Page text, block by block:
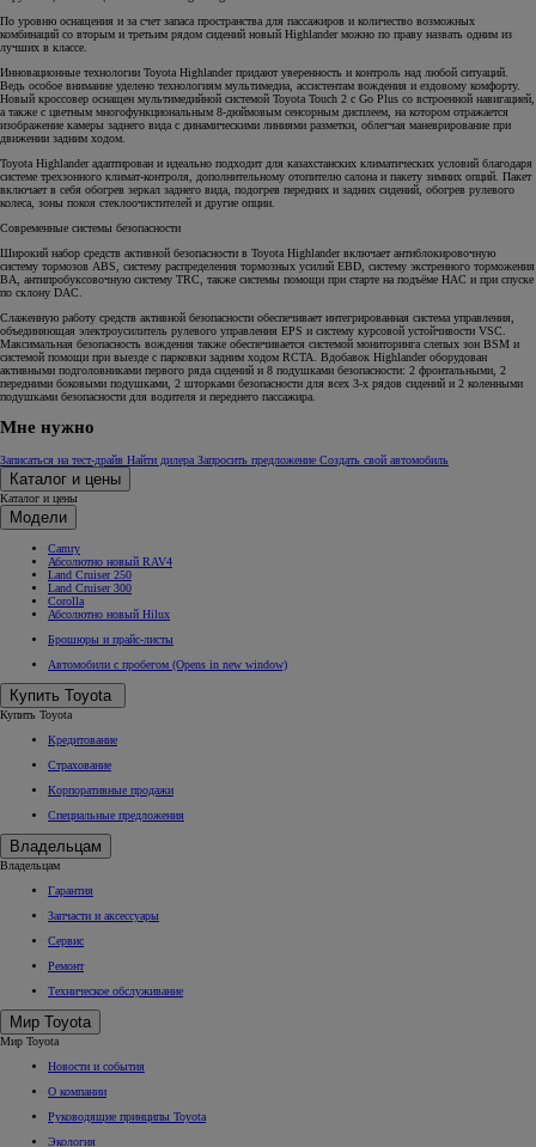
По уровню оснащения и за счет запаса пространства для пассажиров и количество возможных
комбинаций со вторым и третьим рядом сидений новый Highlander можно по праву назвать одним из
лучших в классе.
Инновационные технологии Toyota Highlander придают уверенность и контроль над любой ситуаций.
Ведь особое внимание уделено технологиям мультимедиа, ассистентам вождения и ездовому комфорту.
Новый кроссовер оснащен мультимедийной системой Toyota Touch 2 с Go Plus со встроенной навигацией,
а также с цветным многофункциональным 8-дюймовым сенсорным дисплеем, на котором отражается
изображение камеры заднего вида с динамическими линиями разметки, облегчая маневрирование при
движении задним ходом.
Toyota Highlander адаптирован и идеально подходит для казахстанских климатических условий благодаря
системе трехзонного климат-контроля, дополнительному отопителю салона и пакету зимних опций. Пакет
включает в себя обогрев зеркал заднего вида, подогрев передних и задних сидений, обогрев рулевого
колеса, зоны покоя стеклоочистителей и другие опции.
Современные системы безопасности
Широкий набор средств активной безопасности в Toyota Highlander включает антиблокировочную
систему тормозов ABS, систему распределения тормозных усилий EBD, систему экстренного торможения
BA, антипробуксовочную систему TRC, также системы помощи при старте на подъёме HAC и при спуске
по склону DAC.
Слаженную работу средств активной безопасности обеспечивает интегрированная система управления,
объединяющая электроусилитель рулевого управления EPS и систему курсовой устойчивости VSC.
Максимальная безопасность вождения также обеспечивается системой мониторинга слепых зон BSM и
системой помощи при выезде с парковки задним ходом RCTA. Вдобавок Highlander оборудован
активными подголовниками первого ряда сидений и 8 подушками безопасности: 2 фронтальными, 2
передними боковыми подушками, 2 шторками безопасности для всех 3-х рядов сидений и 2 коленными
подушками безопасности для водителя и переднего пассажира.
Мне нужно
Записаться на тест-драйв Найти дилера Запросить предложение Создать свой автомобиль
Каталог и цены
Каталог и цены
Модели
Camry
Абсолютно новый RAV4
Land Cruiser 250
Land Cruiser 300
Corolla
Абсолютно новый Hilux
Брошюры и прайс-листы
Автомобили с пробегом (Opens in new window)
Купить Toyota
Купить Toyota
Кредитование
Страхование
Корпоративные продажи
Специальные предложения
Владельцам
Владельцам
Гарантия
Запчасти и аксессуары
Сервис
Ремонт
Техническое обслуживание
Мир Toyota
Мир Toyota
Новости и события
О компании
Руководящие принципы Toyota
Экология